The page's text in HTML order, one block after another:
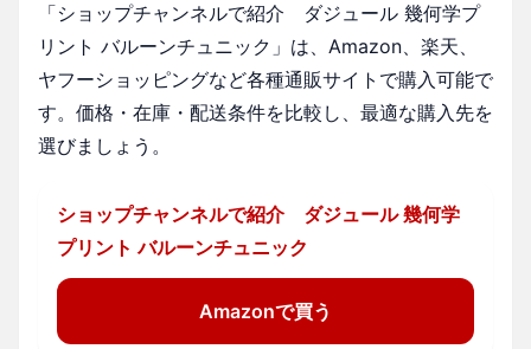
「ショップチャンネルで紹介 ダジュール 幾何学プ
リント バルーンチュニック」は、Amazon、楽天、
ヤフーショッピングなど各種通販サイトで購入可能で
す。価格・在庫・配送条件を比較し、最適な購入先を
選びましょう。
ショップチャンネルで紹介 ダジュール 幾何学
プリント バルーンチュニック
Amazonで買う